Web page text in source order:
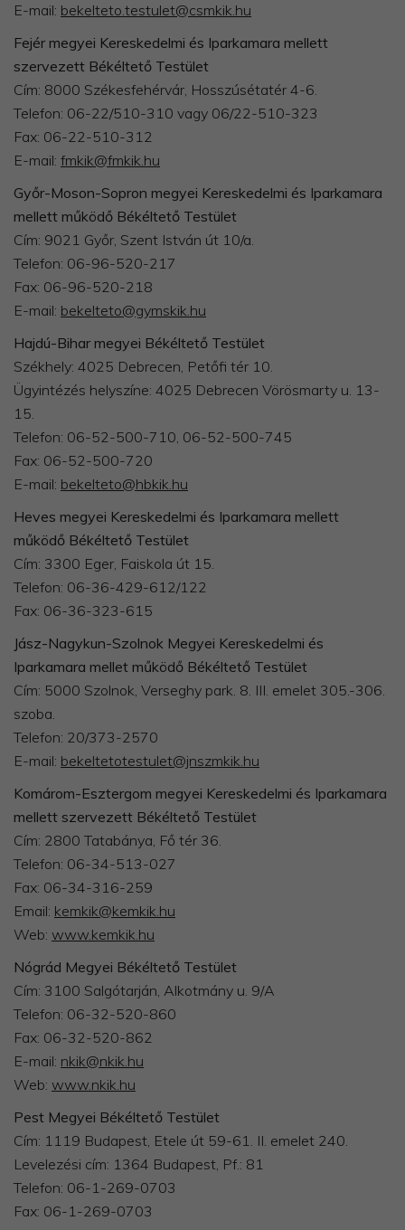
E-mail: bekelteto.testulet@csmkik.hu
Fejér megyei Kereskedelmi és Iparkamara mellett
szervezett Békéltető Testület
​Cím: 8000 Székesfehérvár, Hosszúsétatér 4-6.
Telefon: 06-22/510-310 vagy 06/22-510-323
Fax: 06-22-510-312
E-mail: fmkik@fmkik.hu
Győr-Moson-Sopron megyei Kereskedelmi és Iparkamara
mellett működő Békéltető Testület
Cím: 9021 Győr, Szent István út 10/a.
Telefon: 06-96-520-217
Fax: 06-96-520-218
E-mail: bekelteto@gymskik.hu
Hajdú-Bihar megyei Békéltető Testület
Székhely: 4025 Debrecen, Petőfi tér 10.
Ügyintézés helyszíne: 4025 Debrecen Vörösmarty u. 13-
15.
Telefon: 06-52-500-710, 06-52-500-745
Fax: 06-52-500-720
E-mail: bekelteto@hbkik.hu
Heves megyei Kereskedelmi és Iparkamara mellett
működő Békéltető Testület
Cím: 3300 Eger, Faiskola út 15.
Telefon: 06-36-429-612/122
Fax: 06-36-323-615
Jász-Nagykun-Szolnok Megyei Kereskedelmi és
Iparkamara mellet működő Békéltető Testület
Cím: 5000 Szolnok, Verseghy park. 8. III. emelet 305.-306.
szoba.
Telefon: 20/373-2570
E-mail: bekeltetotestulet@jnszmkik.hu
Komárom-Esztergom megyei Kereskedelmi és Iparkamara
mellett szervezett Békéltető Testület
Cím: 2800 Tatabánya, Fő tér 36.
Telefon: 06-34-513-027
Fax: 06-34-316-259
Email: kemkik@kemkik.hu
Web: www.kemkik.hu
Nógrád Megyei Békéltető Testület
Cím: 3100 Salgótarján, Alkotmány u. 9/A
Telefon: 06-32-520-860
Fax: 06-32-520-862
E-mail: nkik@nkik.hu
Web: www.nkik.hu
Pest Megyei Békéltető Testület
Cím: 1119 Budapest, Etele út 59-61. II. emelet 240.
Levelezési cím: 1364 Budapest, Pf.: 81
Telefon: 06-1-269-0703
Fax: 06-1-269-0703